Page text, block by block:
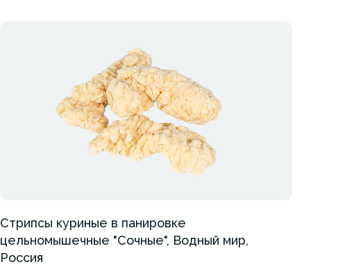
Стрипсы куриные в панировке
цельномышечные "Сочные", Водный мир,
Россия